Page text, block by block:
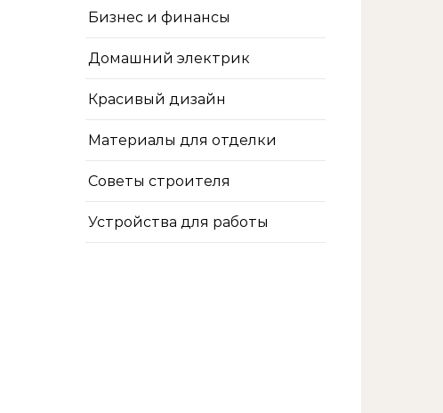
Бизнес и финансы
Домашний электрик
Красивый дизайн
Материалы для отделки
Советы строителя
Устройства для работы